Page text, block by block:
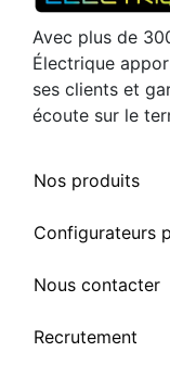
Avec plus de
Électrique
ses clients et
écoute sur le
Nos produits
Configurateurs
Nous contacter
Recrutement